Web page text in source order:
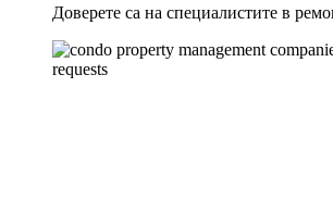
Доверете са на специалистите в